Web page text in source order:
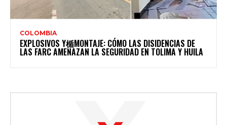
COLOMBIA
EXPLOSIVOS Y楯MONTAJE: CÓMO LAS DISIDENCIAS DE
LAS FARC AMENAZAN LA SEGURIDAD EN TOLIMA Y HUILA